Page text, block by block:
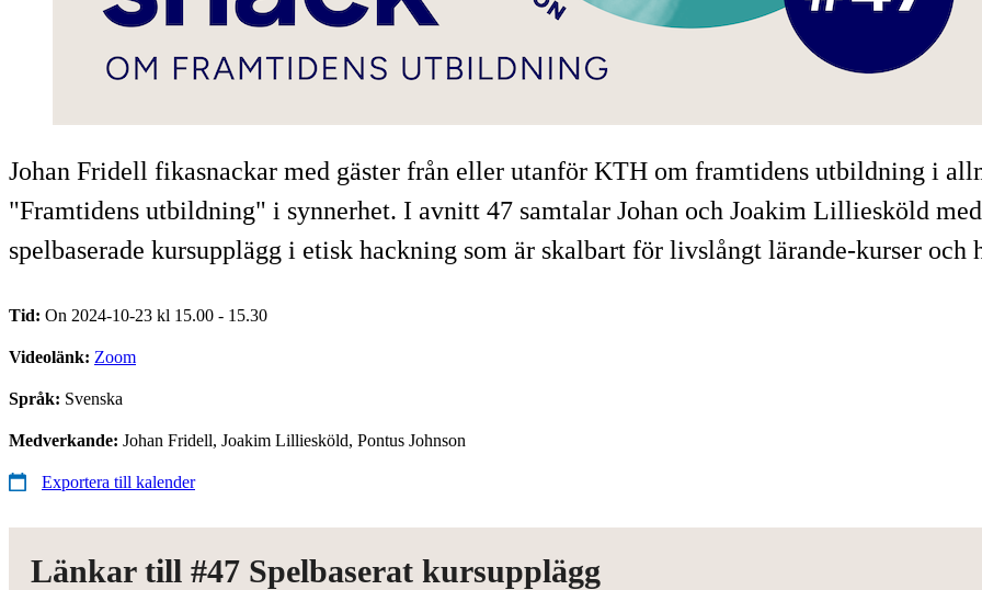
Johan Fridell fikasnackar med gäster från eller utanför KTH om framtidens utbildning i
"Framtidens utbildning" i synnerhet. I avnitt 47 samtalar Johan och Joakim Lilliesköld
spelbaserade kursupplägg i etisk hackning som är skalbart för livslångt lärande-kurser och
Tid: On 2024-10-23 kl 15.00 - 15.30
Videolänk: Zoom
Språk: Svenska
Medverkande: Johan Fridell, Joakim Lilliesköld, Pontus Johnson
Exportera till kalender
Länkar till #47 Spelbaserat kursupplägg